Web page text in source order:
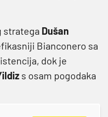
stratega Dušan
Bianconero sa
dok je
s osam pogodaka